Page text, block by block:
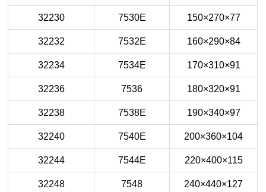
32230 7530E 150×270×77
32232 7532E 160×290×84
32234 7534E 170×310×91
32236 7536 180×320×91
32238 7538E 190×340×97
32240 7540E 200×360×104
32244 7544E 220×400×115
32248 7548 240×440×127